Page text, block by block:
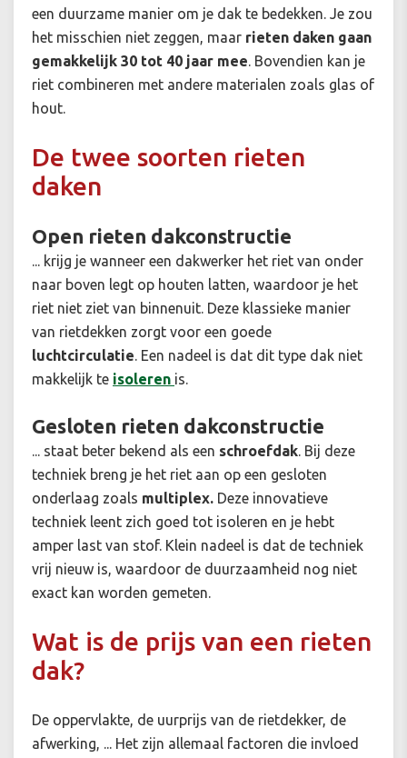
een duurzame manier om je dak te bedekken. Je zou
het misschien niet zeggen, maar rieten daken gaan
gemakkelijk 30 tot 40 jaar mee. Bovendien kan je
riet combineren met andere materialen zoals glas of
hout.
De twee soorten rieten
daken
Open rieten dakconstructie
... krijg je wanneer een dakwerker het riet van onder
naar boven legt op houten latten, waardoor je het
riet niet ziet van binnenuit. Deze klassieke manier
van rietdekken zorgt voor een goede
luchtcirculatie. Een nadeel is dat dit type dak niet
makkelijk te isoleren is.
Gesloten rieten dakconstructie
... staat beter bekend als een schroefdak. Bij deze
techniek breng je het riet aan op een gesloten
onderlaag zoals multiplex. Deze innovatieve
techniek leent zich goed tot isoleren en je hebt
amper last van stof. Klein nadeel is dat de techniek
vrij nieuw is, waardoor de duurzaamheid nog niet
exact kan worden gemeten.
Wat is de prijs van een rieten
dak?
De oppervlakte, de uurprijs van de rietdekker, de
afwerking, ... Het zijn allemaal factoren die invloed